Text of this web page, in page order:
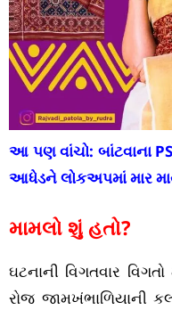
આ પણ વાંચો: બાંટવાના
આધેડને લોકઅપમાં માર
મામલો શું હતો?
ઘટનાની વિગતવાર
રોજ જામખંભાળિયાની